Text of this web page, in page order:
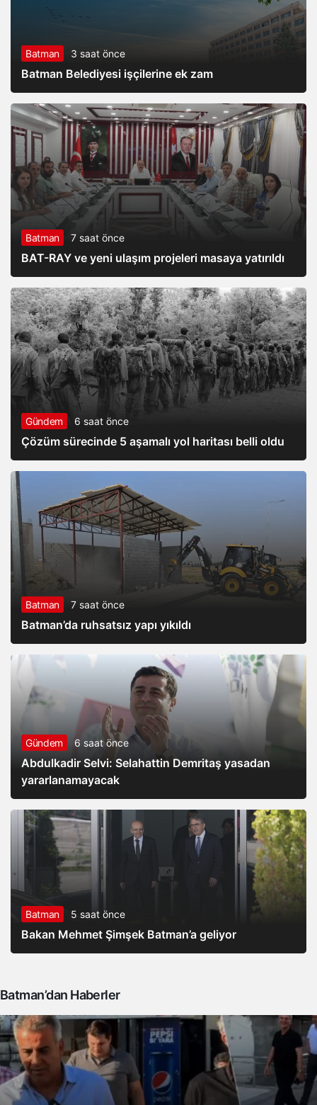
Batman 3 saat önce
Batman Belediyesi işçilerine ek zam
Batman 7 saat önce
BAT-RAY ve yeni ulaşım projeleri masaya yatırıldı
Gündem 6 saat önce
Çözüm sürecinde 5 aşamalı yol haritası belli oldu
Batman 7 saat önce
Batman’da ruhsatsız yapı yıkıldı
Gündem 6 saat önce
Abdulkadir Selvi: Selahattin Demritaş yasadan
yararlanamayacak
Batman 5 saat önce
Bakan Mehmet Şimşek Batman’a geliyor
Batman’dan Haberler